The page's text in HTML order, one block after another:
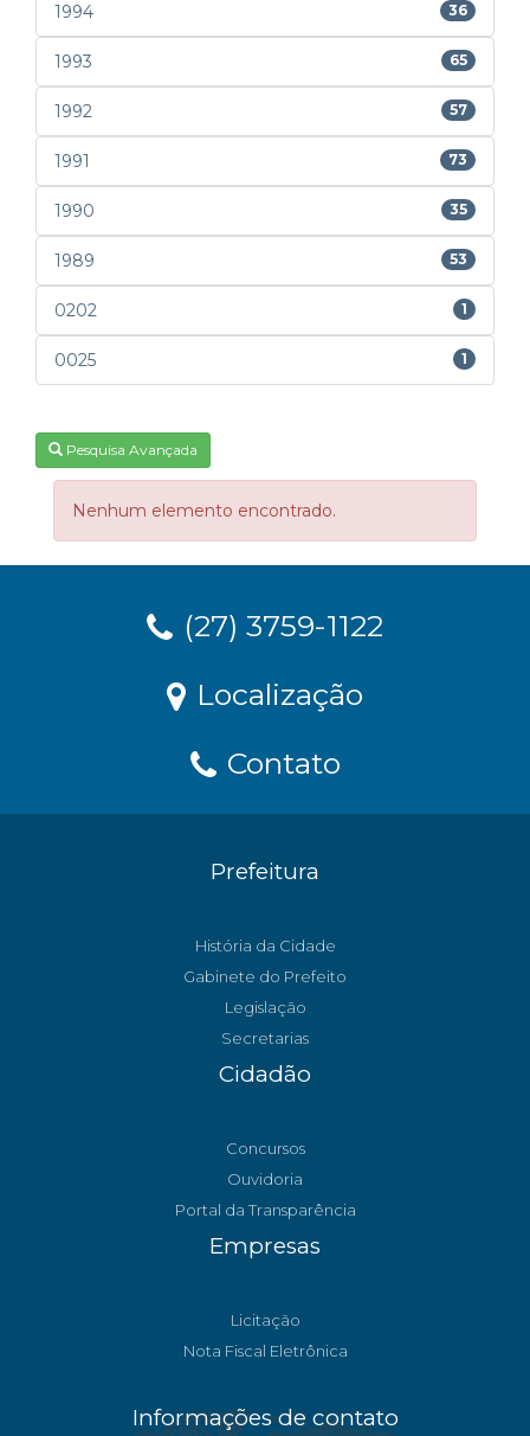
1994 36
1993 65
1992 57
1991 73
1990 35
1989 53
0202 1
0025 1
Pesquisa Avançada
Nenhum elemento encontrado.
(27) 3759-1122
Localização
Contato
Prefeitura
História da Cidade
Gabinete do Prefeito
Legislação
Secretarias
Cidadão
Concursos
Ouvidoria
Portal da Transparência
Empresas
Licitação
Nota Fiscal Eletrônica
Informações de contato